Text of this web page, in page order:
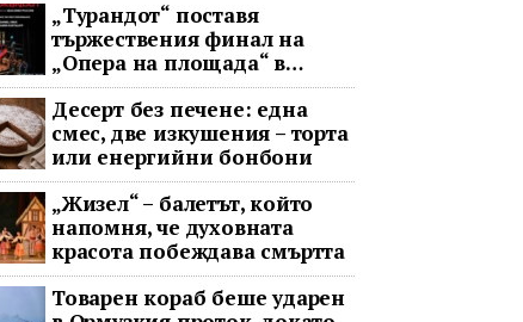
„Турандот“ поставя
тържествения финал на
„Опера на площада“ в
София
Десерт без печене: една
смес, две изкушения – торта
или енергийни бонбони
„Жизел“ – балетът, който
напомня, че духовната
красота побеждава смъртта
Товарен кораб беше ударен